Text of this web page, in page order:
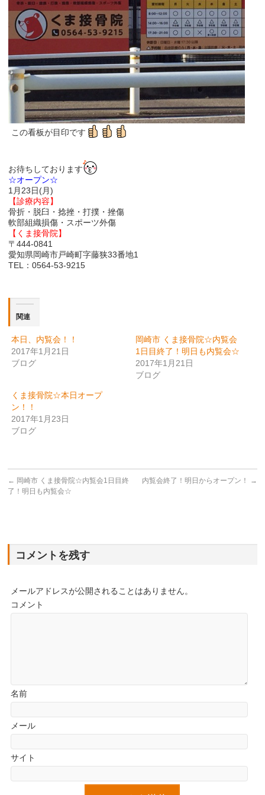
この看板が目印です
お待ちしております
☆オープン☆
1月23日(月)
【診療内容】
骨折・脱臼・捻挫・打撲・挫傷
軟部組織損傷・スポーツ外傷
【くま接骨院】
〒444-0841
愛知県岡崎市戸崎町字藤狭33番地1
TEL：0564-53-9215
関連
本日、内覧会！！
2017年1月21日
ブログ
岡崎市 くま接骨院☆内覧会
1日目終了！明日も内覧会☆
2017年1月21日
ブログ
くま接骨院☆本日オープ
ン！！
2017年1月23日
ブログ
← 岡崎市 くま接骨院☆内覧会1日目終
了！明日も内覧会☆
内覧会終了！明日からオープン！ →
コメントを残す
メールアドレスが公開されることはありません。
コメント
名前
メール
サイト